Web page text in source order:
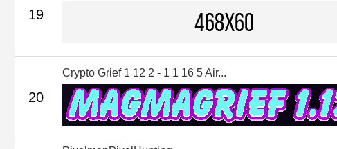
19
20
Crypto Grief 1 12 2 - 1 1 16 5 Air...